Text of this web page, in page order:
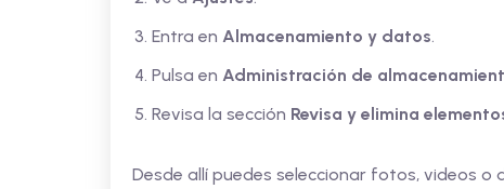
Entra en Almacenamiento y datos.
Pulsa en Administración de
Revisa la sección Revisa y elimina
Desde allí puedes seleccionar fotos, videos